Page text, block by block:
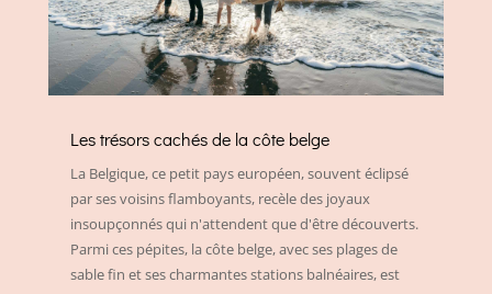
Les trésors cachés de la côte belge
La Belgique, ce petit pays européen, souvent éclipsé
par ses voisins flamboyants, recèle des joyaux
insoupçonnés qui n'attendent que d'être découverts.
Parmi ces pépites, la côte belge, avec ses plages de
sable fin et ses charmantes stations balnéaires, est